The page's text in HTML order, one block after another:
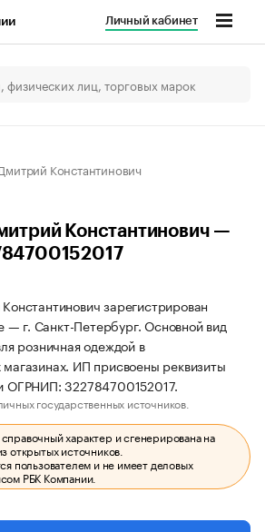
Личный кабинет
Константинович
Константинович —
зарегистрирован
— г. Санкт-Петербург. Основной вид
розничная одеждой в
ИП присвоены реквизиты
ОГРНИП: 322784700152017.
государственных источников.
характер и сгенерирована на
открытых источников.
пользователем и не имеет деловых
РБК Компании.